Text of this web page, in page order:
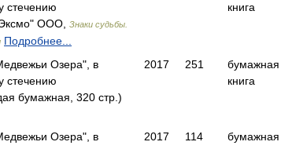
стечению
ООО,
Знаки судьбы.
Подробнее...
книга
Озера", в
стечению
бумажная, 320 стр.)
2017 251
бумажная
книга
Озера", в
2017 114
бумажная